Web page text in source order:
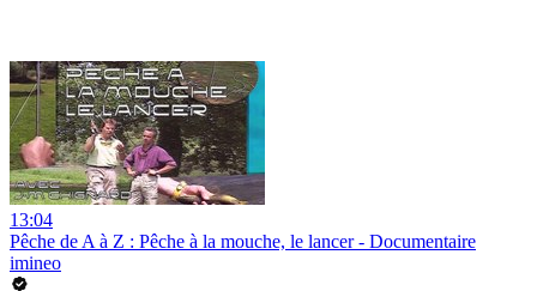
13:04
Pêche de A à Z : Pêche à la mouche, le lancer - Documentaire
imineo